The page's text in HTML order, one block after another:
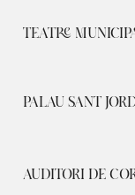
TEATRE
PALAU SANT
AUDITORI DE